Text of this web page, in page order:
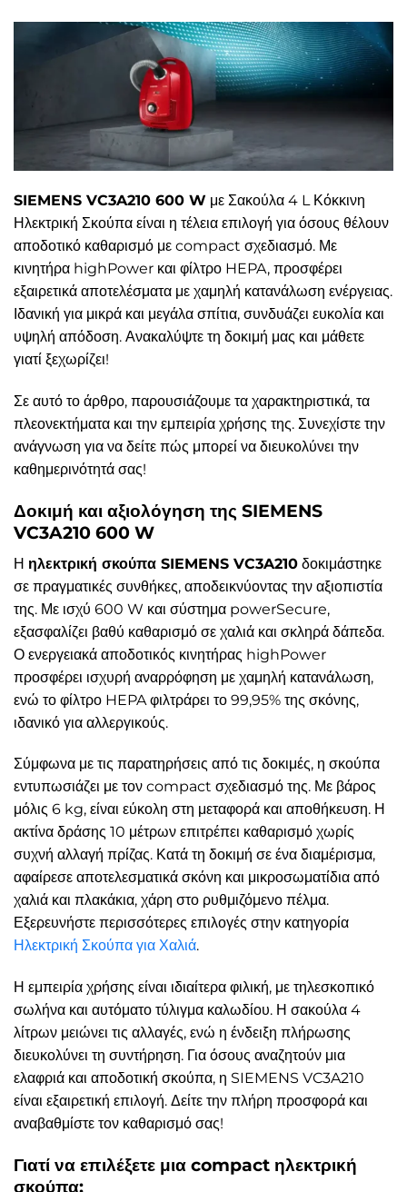
SIEMENS VC3A210 600 W με Σακούλα 4 L Κόκκινη
Ηλεκτρική Σκούπα είναι η τέλεια επιλογή για όσους θέλουν
αποδοτικό καθαρισμό με compact σχεδιασμό. Με
κινητήρα highPower και φίλτρο HEPA, προσφέρει
εξαιρετικά αποτελέσματα με χαμηλή κατανάλωση ενέργειας.
Ιδανική για μικρά και μεγάλα σπίτια, συνδυάζει ευκολία και
υψηλή απόδοση. Ανακαλύψτε τη δοκιμή μας και μάθετε
γιατί ξεχωρίζει!
Σε αυτό το άρθρο, παρουσιάζουμε τα χαρακτηριστικά, τα
πλεονεκτήματα και την εμπειρία χρήσης της. Συνεχίστε την
ανάγνωση για να δείτε πώς μπορεί να διευκολύνει την
καθημερινότητά σας!
Δοκιμή και αξιολόγηση της SIEMENS
VC3A210 600 W
Η ηλεκτρική σκούπα SIEMENS VC3A210 δοκιμάστηκε
σε πραγματικές συνθήκες, αποδεικνύοντας την αξιοπιστία
της. Με ισχύ 600 W και σύστημα powerSecure,
εξασφαλίζει βαθύ καθαρισμό σε χαλιά και σκληρά δάπεδα.
Ο ενεργειακά αποδοτικός κινητήρας highPower
προσφέρει ισχυρή αναρρόφηση με χαμηλή κατανάλωση,
ενώ το φίλτρο HEPA φιλτράρει το 99,95% της σκόνης,
ιδανικό για αλλεργικούς.
Σύμφωνα με τις παρατηρήσεις από τις δοκιμές, η σκούπα
εντυπωσιάζει με τον compact σχεδιασμό της. Με βάρος
μόλις 6 kg, είναι εύκολη στη μεταφορά και αποθήκευση. Η
ακτίνα δράσης 10 μέτρων επιτρέπει καθαρισμό χωρίς
συχνή αλλαγή πρίζας. Κατά τη δοκιμή σε ένα διαμέρισμα,
αφαίρεσε αποτελεσματικά σκόνη και μικροσωματίδια από
χαλιά και πλακάκια, χάρη στο ρυθμιζόμενο πέλμα.
Εξερευνήστε περισσότερες επιλογές στην κατηγορία
Ηλεκτρική Σκούπα για Χαλιά.
Η εμπειρία χρήσης είναι ιδιαίτερα φιλική, με τηλεσκοπικό
σωλήνα και αυτόματο τύλιγμα καλωδίου. Η σακούλα 4
λίτρων μειώνει τις αλλαγές, ενώ η ένδειξη πλήρωσης
διευκολύνει τη συντήρηση. Για όσους αναζητούν μια
ελαφριά και αποδοτική σκούπα, η SIEMENS VC3A210
είναι εξαιρετική επιλογή. Δείτε την πλήρη προσφορά και
αναβαθμίστε τον καθαρισμό σας!
Γιατί να επιλέξετε μια compact ηλεκτρική
σκούπα;